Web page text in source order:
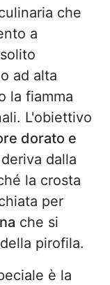
che
a
ad alta
la fiamma
L'obiettivo
dorato e
dalla
la crosta
per
che si
pirofila.
è la